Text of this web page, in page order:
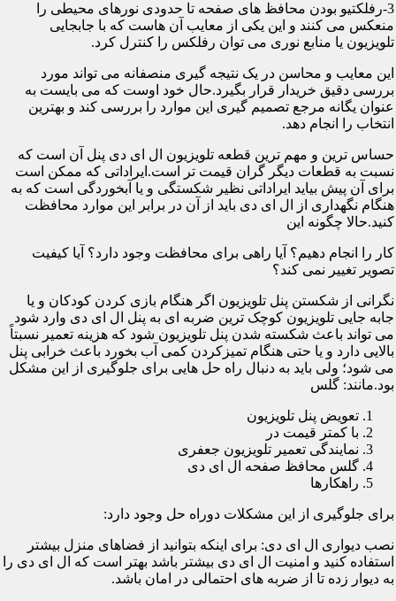
3-رفلکتیو بودن محافظ های صفحه تا حدودی نورهای محیطی را
منعکس می کنند و این یکی از معایب آن هاست که با جابجایی
تلویزیون یا منابع نوری می توان رفلکس را کنترل کرد.
این معایب و محاسن در یک نتیجه گیری منصفانه می تواند مورد
بررسی دقیق خریدار قرار بگیرد.حال خود اوست که می بایست به
عنوان یگانه مرجع تصمیم گیری این موارد را بررسی کند و بهترین
انتخاب را انجام دهد.
حساس ترین و مهم ترین قطعه تلویزیون ال ای دی پنل آن است که
نسبت به قطعات دیگر گران قیمت تر است.ایراداتی که ممکن است
برای آن پیش بیاید ایراداتی نظیر شکستگی و یا آبخوردگی است که به
هنگام نگهداری از ال ای دی باید از آن در برابر این موارد محافظت
کنید.حالا چگونه این
کار را انجام دهیم؟ آیا راهی برای محافظت وجود دارد؟ آیا کیفیت
تصویر تغییر نمی کند؟
نگرانی از شکستن پنل تلویزیون اگر هنگام بازی کردن کودکان و یا
جابه جایی تلویزیون کوچک ترین ضربه ای به پنل ال ای دی وارد شود
می تواند باعث شکسته شدن پنل تلویزیون شود که هزینه تعمیر نسبتاً
بالایی دارد و یا حتی هنگام تمیزکردن کمی آب بخورد باعث خرابی پنل
می شود؛ ولی باید به دنبال راه حل هایی برای جلوگیری از این مشکل
بود.مانند: گلس
تعویض پنل تلویزیون
با کمتر قیمت در
نمایندگی تعمیر تلویزیون جعفری
گلس محافظ صفحه ال ای دی
راهکارها
برای جلوگیری از این مشکلات دوراه حل وجود دارد:
نصب دیواری ال ای دی: برای اینکه بتوانید از فضاهای منزل بیشتر
استفاده کنید و امنیت ال ای دی بیشتر باشد بهتر است که ال ای دی را
به دیوار زده تا از ضربه های احتمالی در امان باشد.